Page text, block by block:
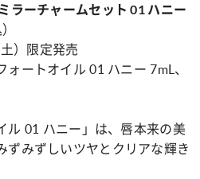
ラーチャームセット 01 ハニー
）限定発売
ートオイル 01 ハニー 7mL、
ル 01 ハニー」は、唇本来の美
ずみずしいツヤとクリアな輝き